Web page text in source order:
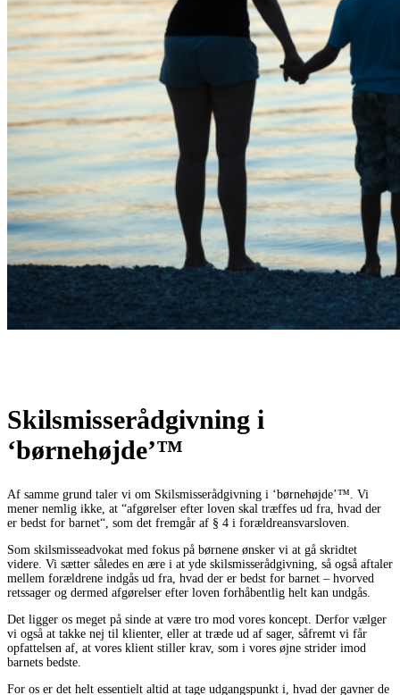
Skilsmisserådgivning i
‘børnehøjde’™
Af samme grund taler vi om Skilsmisserådgivning i ‘børnehøjde’™. Vi
mener nemlig ikke, at “afgørelser efter loven skal træffes ud fra, hvad der
er bedst for barnet“, som det fremgår af § 4 i forældreansvarsloven.
Som skilsmisseadvokat med fokus på børnene ønsker vi at gå skridtet
videre. Vi sætter således en ære i at yde skilsmisserådgivning, så også aftaler
mellem forældrene indgås ud fra, hvad der er bedst for barnet – hvorved
retssager og dermed afgørelser efter loven forhåbentlig helt kan undgås.
Det ligger os meget på sinde at være tro mod vores koncept. Derfor vælger
vi også at takke nej til klienter, eller at træde ud af sager, såfremt vi får
opfattelsen af, at vores klient stiller krav, som i vores øjne strider imod
barnets bedste.
For os er det helt essentielt altid at tage udgangspunkt i, hvad der gavner de